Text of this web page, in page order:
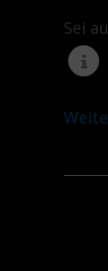
Sei